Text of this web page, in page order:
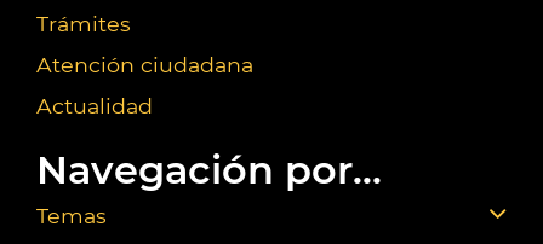
Trámites
Atención ciudadana
Actualidad
Navegación por...
Temas